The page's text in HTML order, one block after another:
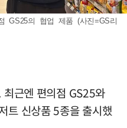
GS25의 협업 제품 (사진=GS리
근엔 편의점 GS25와
트 신상품 5종을 출시했